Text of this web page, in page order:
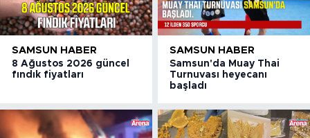
SAMSUN HABER
8 Ağustos 2026 güncel
fındık fiyatları
SAMSUN HABER
Samsun'da Muay Thai
Turnuvası heyecanı
başladı